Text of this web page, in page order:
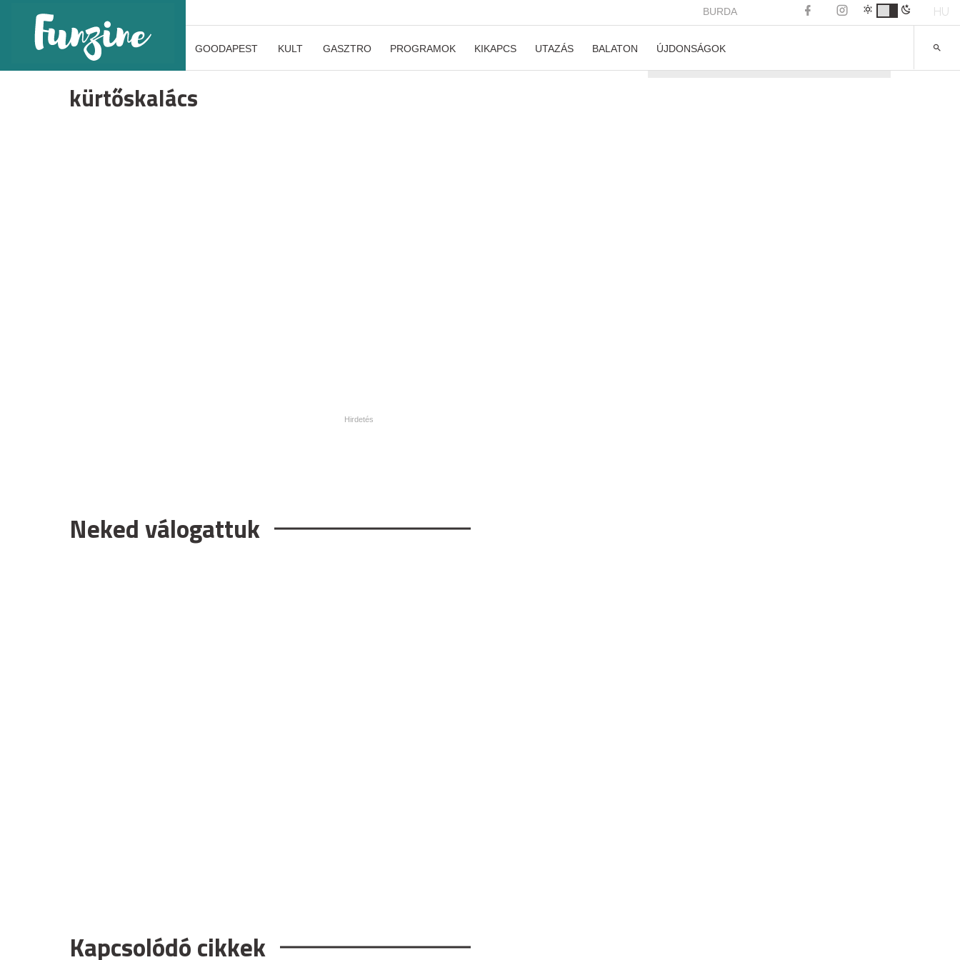
BURDA HU
GOODAPEST KULT GASZTRO PROGRAMOK KIKAPCS UTAZÁS BALATON ÚJDONSÁGOK
kürtőskalács
Neked válogattuk
Kapcsolódó cikkek